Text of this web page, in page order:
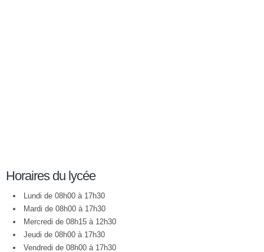
Horaires du lycée
Lundi de 08h00 à 17h30
Mardi de 08h00 à 17h30
Mercredi de 08h15 à 12h30
Jeudi de 08h00 à 17h30
Vendredi de 08h00 à 17h30